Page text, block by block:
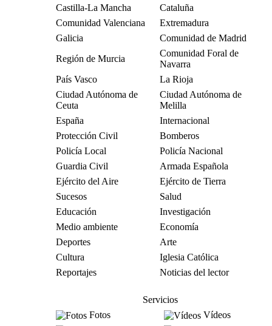
Castilla-La Mancha
Cataluña
Comunidad Valenciana
Extremadura
Galicia
Comunidad de Madrid
Región de Murcia
Comunidad Foral de
Navarra
País Vasco
La Rioja
Ciudad Autónoma de
Ceuta
Ciudad Autónoma de
Melilla
España
Internacional
Protección Civil
Bomberos
Policía Local
Policía Nacional
Guardia Civil
Armada Española
Ejército del Aire
Ejército de Tierra
Sucesos
Salud
Educación
Investigación
Medio ambiente
Economía
Deportes
Arte
Cultura
Iglesia Católica
Reportajes
Noticias del lector
Servicios
Fotos
Vídeos